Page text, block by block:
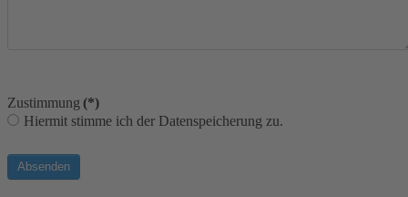
Zustimmung (*)
Hiermit stimme ich der Datenspeicherung zu.
Absenden